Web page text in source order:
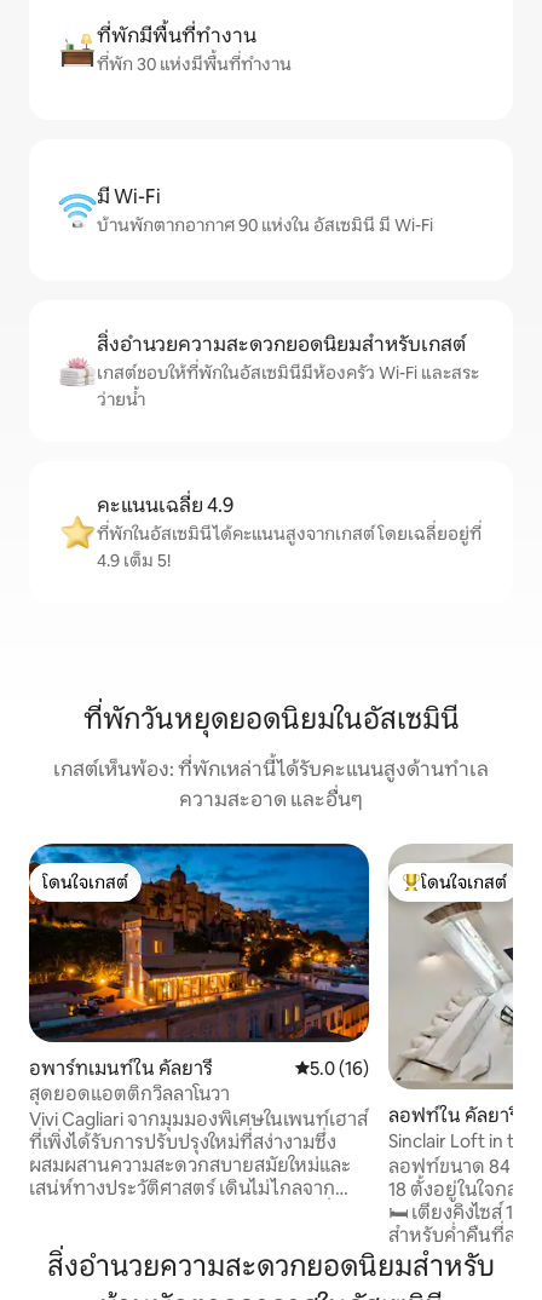
ที่พักมีพื้นที่ทำงาน
ที่พัก 30 แห่งมีพื้นที่ทำงาน
มี Wi-Fi
บ้านพักตากอากาศ 90 แห่งใน อัสเซมินี มี Wi-Fi
สิ่งอำนวยความสะดวกยอดนิยมสำหรับเกสต์
เกสต์ชอบให้ที่พักในอัสเซมินีมีห้องครัว Wi-Fi และสระ
ว่ายน้ำ
คะแนนเฉลี่ย 4.9
ที่พักในอัสเซมินีได้คะแนนสูงจากเกสต์ โดยเฉลี่ยอยู่ที่
4.9 เต็ม 5!
ที่พักวันหยุดยอดนิยมในอัสเซมินี
เกสต์เห็นพ้อง: ที่พักเหล่านี้ได้รับคะแนนสูงด้านทำเล
ความสะอาด และอื่นๆ
โดนใจเกสต์
โดนใจเกสต์
อพาร์ทเมนท์ใน คัลยารี คะแนนเฉลี่ย 5.0 จาก 5, 16 รีวิว
5.0 (16)
สุดยอดแอตติกวิลลาโนวา
Vivi Cagliari จากมุมมองพิเศษในเพนท์เฮาส์
ที่เพิ่งได้รับการปรับปรุงใหม่ที่สง่างามซึ่ง
ผสมผสานความสะดวกสบายสมัยใหม่และ
เสน่ห์ทางประวัติศาสตร์ เดินไม่ไกลจาก
100 ตารางเมตรพร้อมวิวที่น่าทึ่งของ
ดาดฟ้าของคากลิอารีและอ่าวแองเจลี
โดนใจเกสต์ที่สุด
โดนใจเกสต์
ลอฟท์ใน คัลยารี
Sinclair Loft in
fresco
ลอฟท์ขนาด 84 ตร
18 ตั้งอยู่ในใจกลา
🛏️ เตียงคิงไซส์ 1 ห
สำหรับค่ำคืนที่สบาย 🖼️ ฝันใต้เพ
จิตรกรรมฝาผนังที่
🚿 ห้องน้ำที่ปราณี
สิ่งอำนวยความสะดวกยอดนิยมสำหรับ